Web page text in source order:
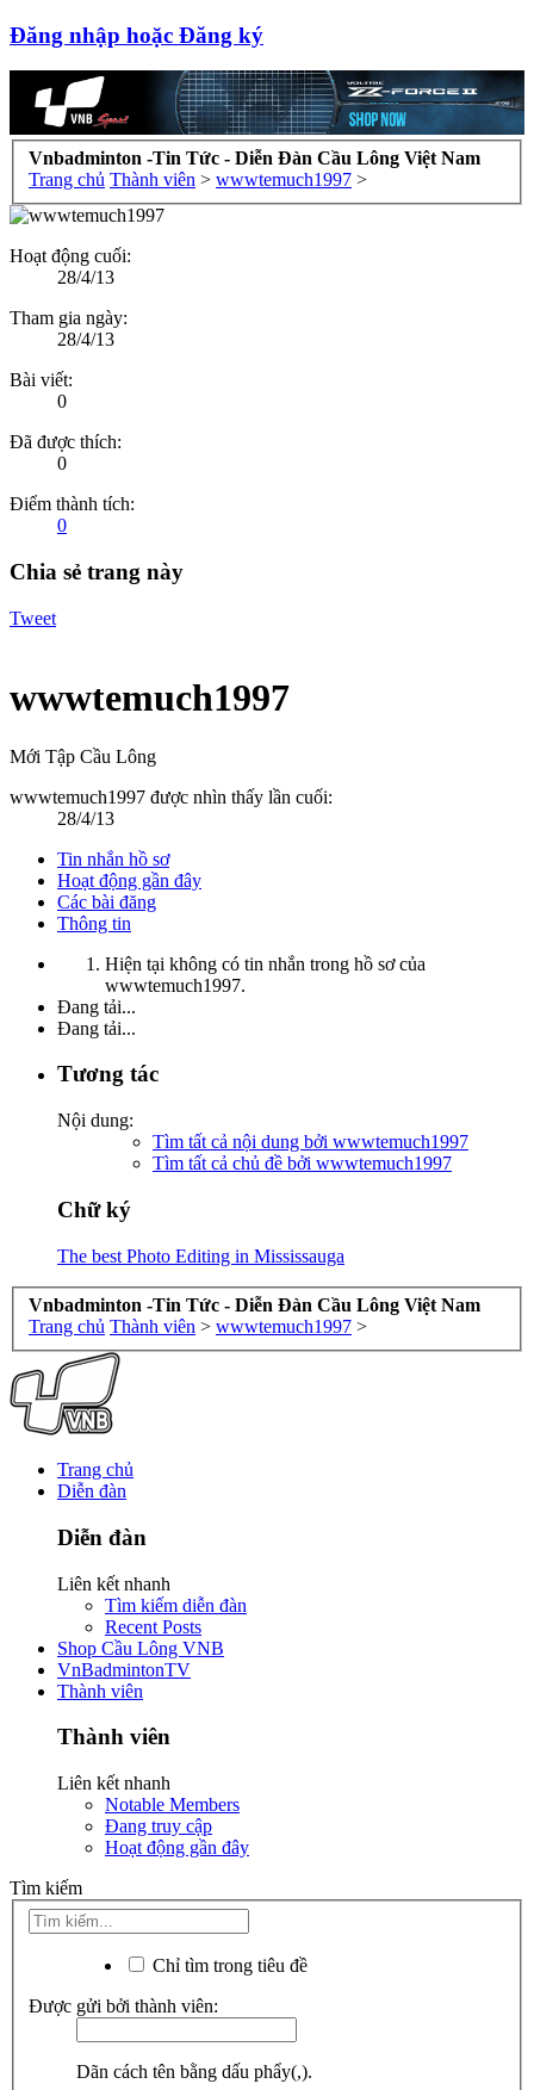
Đăng nhập hoặc Đăng ký
Vnbadminton -Tin Tức - Diễn Đàn Cầu Lông Việt Nam
Trang chủ Thành viên > wwwtemuch1997 >
Hoạt động cuối:
28/4/13
Tham gia ngày:
28/4/13
Bài viết:
0
Đã được thích:
0
Điểm thành tích:
0
Chia sẻ trang này
Tweet
wwwtemuch1997
Mới Tập Cầu Lông
wwwtemuch1997 được nhìn thấy lần cuối:
28/4/13
Tin nhắn hồ sơ
Hoạt động gần đây
Các bài đăng
Thông tin
Hiện tại không có tin nhắn trong hồ sơ của
wwwtemuch1997.
Đang tải...
Đang tải...
Tương tác
Nội dung:
Tìm tất cả nội dung bởi wwwtemuch1997
Tìm tất cả chủ đề bởi wwwtemuch1997
Chữ ký
The best Photo Editing in Mississauga
Vnbadminton -Tin Tức - Diễn Đàn Cầu Lông Việt Nam
Trang chủ Thành viên > wwwtemuch1997 >
Trang chủ
Diễn đàn
Diễn đàn
Liên kết nhanh
Tìm kiếm diễn đàn
Recent Posts
Shop Cầu Lông VNB
VnBadmintonTV
Thành viên
Thành viên
Liên kết nhanh
Notable Members
Đang truy cập
Hoạt động gần đây
Tìm kiếm
Chỉ tìm trong tiêu đề
Được gửi bởi thành viên:
Dãn cách tên bằng dấu phẩy(,).